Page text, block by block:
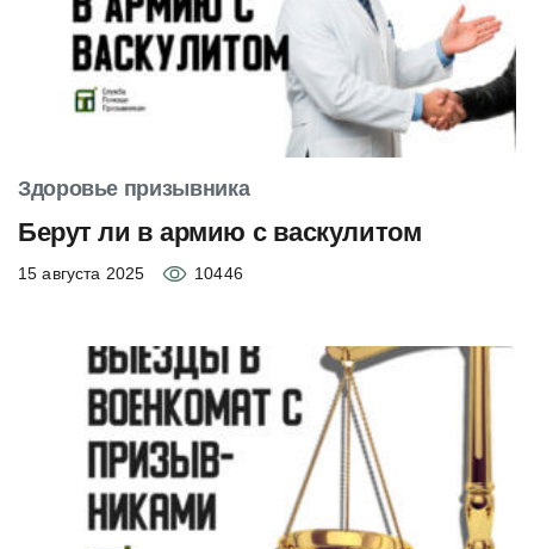
Здоровье призывника
Берут ли в армию с васкулитом
15 августа 2025 10446